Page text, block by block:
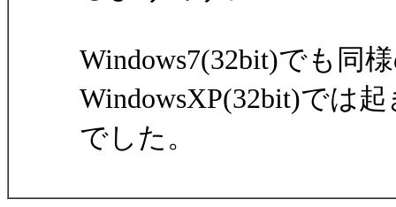
Windows7(32bit)でも同
WindowsXP(32bit)では
でした。